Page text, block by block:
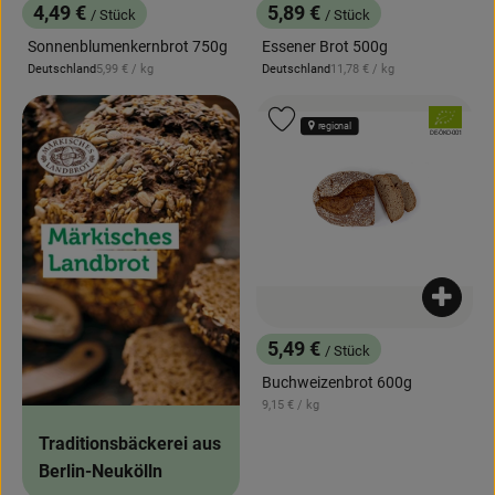
, Preis:
4,49 € / Stück
Sonnenblumenkernbrot 750g
, Herkunft:
Deutschland, Referenzpreis:
5,99 € / kg
, Preis:
5,89 € / Stück
Essener Brot 500g
, Herkunft:
Deutschland, Referenzpreis:
11,78 € / kg
Traditionsbäckerei aus
Berlin-Neukölln
, Preis:
5,49 € / Stück
Buchweizenbrot 600g
, Referenzpreis:
9,15 € / kg
, Verband:
, Kontrollstelle:
DE-ÖKO-001
regional
Produkt zu Favouriten hinzufügen